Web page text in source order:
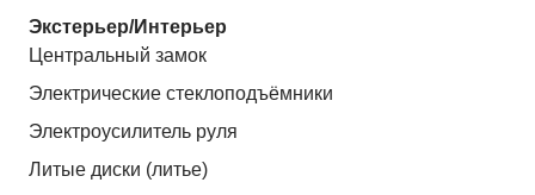
Экстерьер/Интерьер
Центральный замок
Электрические стеклоподъёмники
Электроусилитель руля
Литые диски (литье)